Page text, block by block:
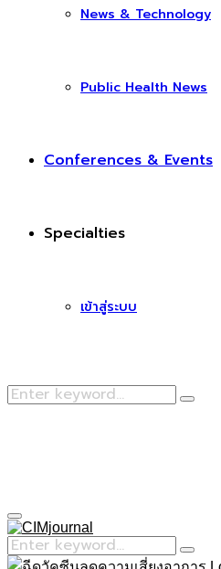
News & Technology
Public Health News
Conferences & Events
Specialties
เข้าสู่ระบบ
Search
Search
Primary
Menu
Search
for:
Search